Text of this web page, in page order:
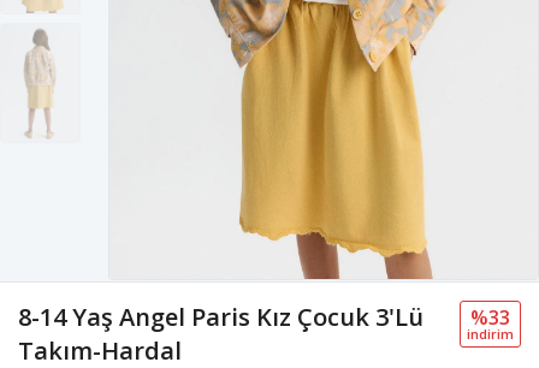
8-14 Yaş Angel Paris Kız Çocuk 3'Lü
Takım-Hardal
%33
i̇ndi̇ri̇m